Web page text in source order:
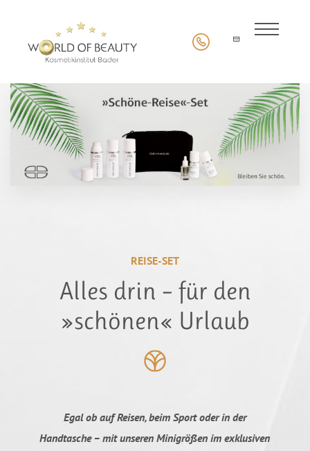
REISE-SET
Alles drin – für den
»schönen« Urlaub
Egal ob auf Reisen, beim Sport oder in der
Handtasche – mit unseren Minigrößen im exklusiven